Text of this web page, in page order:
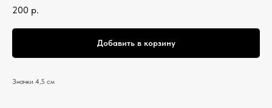
200 р.
Добавить в корзину
Значки 4,5 см